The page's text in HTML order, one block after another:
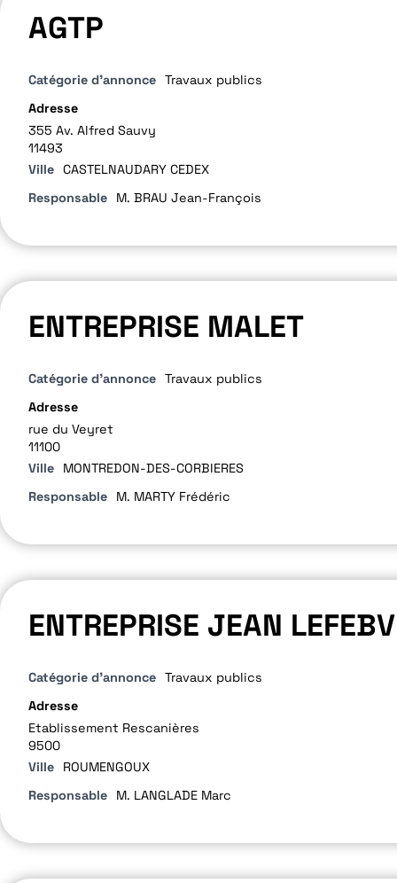
AGTP
Catégorie d'annonce Travaux publics
Adresse
355 Av. Alfred Sauvy
11493
Ville CASTELNAUDARY CEDEX
Responsable
M. BRAU Jean-François
ENTREPRISE MALET
Catégorie d'annonce Travaux publics
Adresse
rue du Veyret
11100
Ville
MONTREDON-DES-CORBIERES
Responsable
M. MARTY Frédéric
ENTREPRISE JEAN
Catégorie d'annonce Travaux publics
Adresse
Etablissement Rescanières
9500
Ville
ROUMENGOUX
Responsable
M. LANGLADE Marc